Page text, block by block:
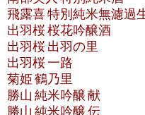
飛露喜 特別純米無濾過
出羽桜 桜花吟醸酒
出羽桜 出羽の里
出羽桜 一路
菊姫 鶴乃里
勝山 純米吟醸 献
勝山 純米吟醸 伝